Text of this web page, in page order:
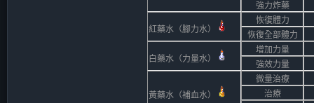
強力炸藥
紅藥水（腳力水）
恢復體力
恢復全部體力
白藥水（力量水）
增加力量
強效力量
黃藥水（補血水）
微量治療
治療